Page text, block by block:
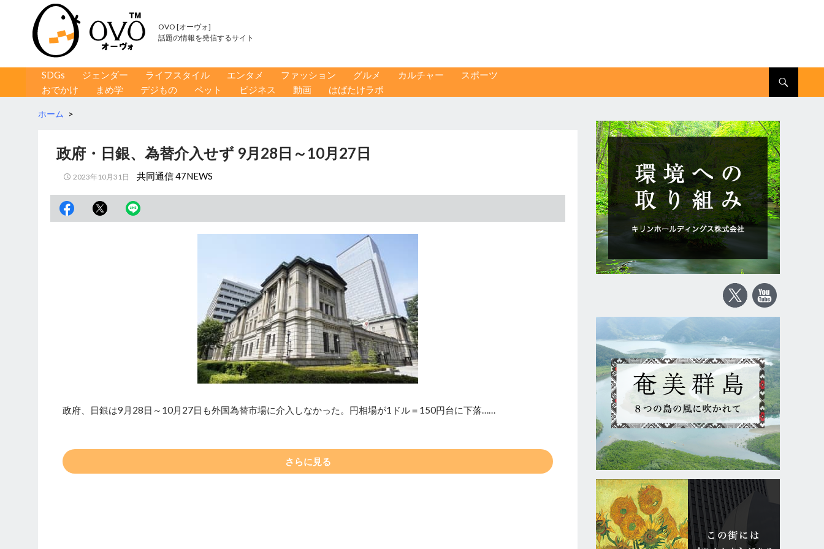
OVO [オーヴォ]
話題の情報を発信するサイト
コンテンツへ移動
SDGs ジェンダー ライフスタイル エンタメ ファッション グルメ カルチャー
スポーツ
おでかけ
まめ学 デジもの ペット ビジネス 動画 はばたけラボ
ホーム >
政府・日銀、為替介入せず 9月28日～10月27日
2023年10月31日 共同通信 47NEWS
政府、日銀は9月28日～10月27日も外国為替市場に介入しなかった。円相場が1ドル＝150円台に下落……
さらに見る